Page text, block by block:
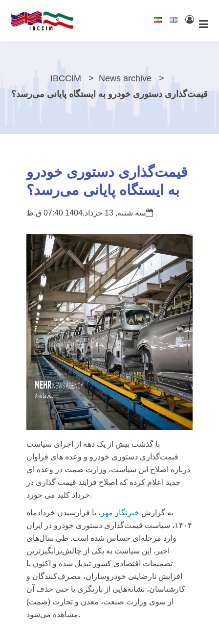
IBCCIM
News archive
قیمت‌گذاری دستوری خودرو به ایستگاه پایانی می‌رسد؟
قیمت‌گذاری دستوری خودرو
به ایستگاه پایانی می‌رسد؟
سه شنبه, 13 خرداد,1404 07:40 ق.ظ
با گذشت بیش از یک دهه از اجرای سیاست
قیمت‌گذاری دستوری خودرو و وعده های فراوان
درباره اصلاح این سیاست، وزارت صمت در وعده ای
جدید اعلام کرده که اصلاح فرایند قیمت گذاری در
خرداد کلید می خورد.
به گزارش خبرنگار مهر ، با فرارسیدن خردادماه
۱۴۰۴، سیاست قیمت‌گذاری دستوری خودرو در ایران
وارد مرحله‌ای حساس شده است. طی سال‌های
اخیر، این سیاست به یکی از چالش‌برانگیزترین
تصمیمات اقتصادی کشور تبدیل شده و اکنون با
افزایش نارضایتی خودروسازان، مصرف‌کنندگان و
کارشناسان، نشانه‌هایی از بازنگری یا حتی حذف آن
از سوی وزارت صنعت، معدن و تجارت (صمت)
مشاهده می‌شود.